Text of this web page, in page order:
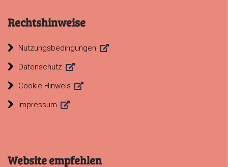
Rechtshinweise
Fußbereich
Nutzungsbedingungen
Datenschutz
Cookie Hinweis
Impressum
Website empfehlen